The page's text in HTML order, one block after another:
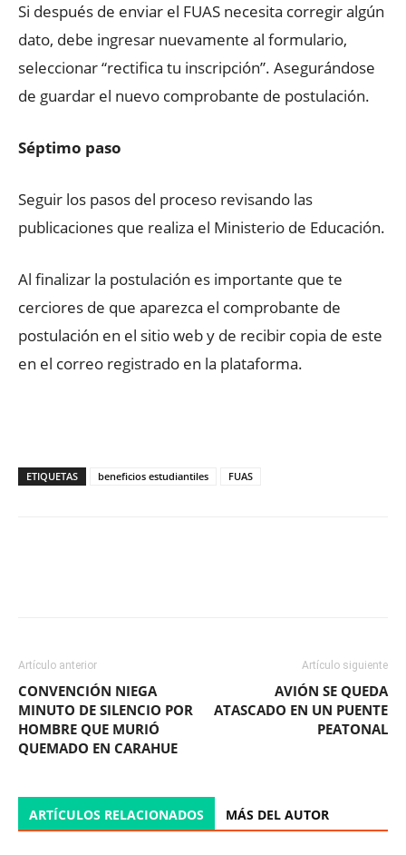
Si después de enviar el FUAS necesita corregir algún
dato, debe ingresar nuevamente al formulario,
seleccionar “rectifica tu inscripción”. Asegurándose
de guardar el nuevo comprobante de postulación.
Séptimo paso
Seguir los pasos del proceso revisando las
publicaciones que realiza el Ministerio de Educación.
Al finalizar la postulación es importante que te
cerciores de que aparezca el comprobante de
postulación en el sitio web y de recibir copia de este
en el correo registrado en la plataforma.
ETIQUETAS beneficios estudiantiles FUAS
Artículo anterior
CONVENCIÓN NIEGA
MINUTO DE SILENCIO POR
HOMBRE QUE MURIÓ
QUEMADO EN CARAHUE
Artículo siguiente
AVIÓN SE QUEDA
ATASCADO EN UN PUENTE
PEATONAL
ARTÍCULOS RELACIONADOS MÁS DEL AUTOR